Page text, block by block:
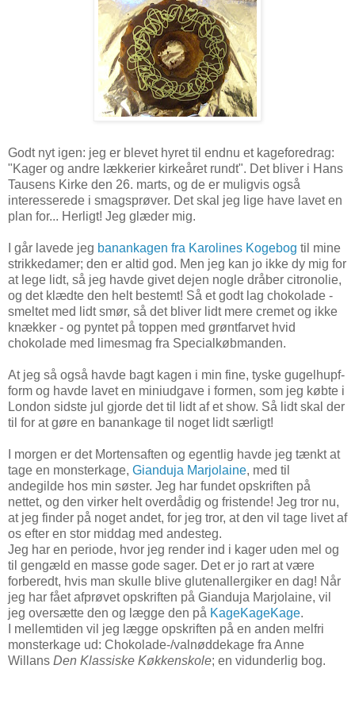
Godt nyt igen: jeg er blevet hyret til endnu et kageforedrag:
"Kager og andre lækkerier kirkeåret rundt". Det bliver i Hans
Tausens Kirke den 26. marts, og de er muligvis også
interesserede i smagsprøver. Det skal jeg lige have lavet en
plan for... Herligt! Jeg glæder mig.
I går lavede jeg banankagen fra Karolines Kogebog til mine
strikkedamer; den er altid god. Men jeg kan jo ikke dy mig for
at lege lidt, så jeg havde givet dejen nogle dråber citronolie,
og det klædte den helt bestemt! Så et godt lag chokolade -
smeltet med lidt smør, så det bliver lidt mere cremet og ikke
knækker - og pyntet på toppen med grøntfarvet hvid
chokolade med limesmag fra Specialkøbmanden.
At jeg så også havde bagt kagen i min fine, tyske gugelhupf-
form og havde lavet en miniudgave i formen, som jeg købte i
London sidste jul gjorde det til lidt af et show. Så lidt skal der
til for at gøre en banankage til noget lidt særligt!
I morgen er det Mortensaften og egentlig havde jeg tænkt at
tage en monsterkage, Gianduja Marjolaine, med til
andegilde hos min søster. Jeg har fundet opskriften på
nettet, og den virker helt overdådig og fristende! Jeg tror nu,
at jeg finder på noget andet, for jeg tror, at den vil tage livet af
os efter en stor middag med andesteg.
Jeg har en periode, hvor jeg render ind i kager uden mel og
til gengæld en masse gode sager. Det er jo rart at være
forberedt, hvis man skulle blive glutenallergiker en dag! Når
jeg har fået afprøvet opskriften på Gianduja Marjolaine, vil
jeg oversætte den og lægge den på KageKageKage.
I mellemtiden vil jeg lægge opskriften på en anden melfri
monsterkage ud: Chokolade-/valnøddekage fra Anne
Willans Den Klassiske Køkkenskole; en vidunderlig bog.